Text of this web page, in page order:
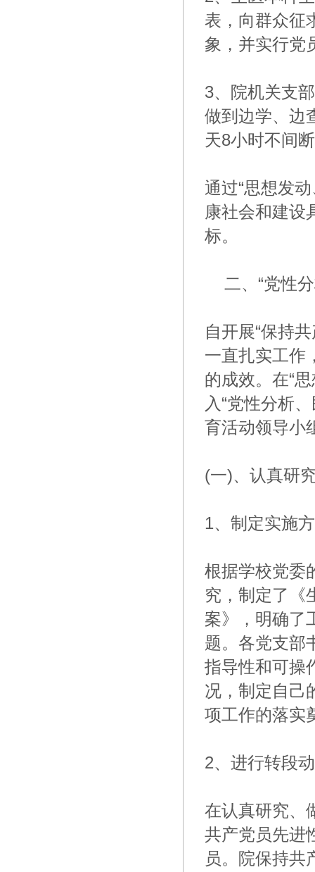
表，向群众征
象，并实行党
3、院机关支
做到边学、边
天8小时不间
通过“思想发
康社会和建设
标。
二、“党性分
自开展“保持
一直扎实工作
的成效。在“
入“党性分析
育活动领导小
(一)、认真研
1、制定实施
根据学校党委
究，制定了《
案》，明确了
题。各党支部
指导性和可操
况，制定自己
项工作的落实
2、进行转段
在认真研究、
共产党员先进
员。院保持共